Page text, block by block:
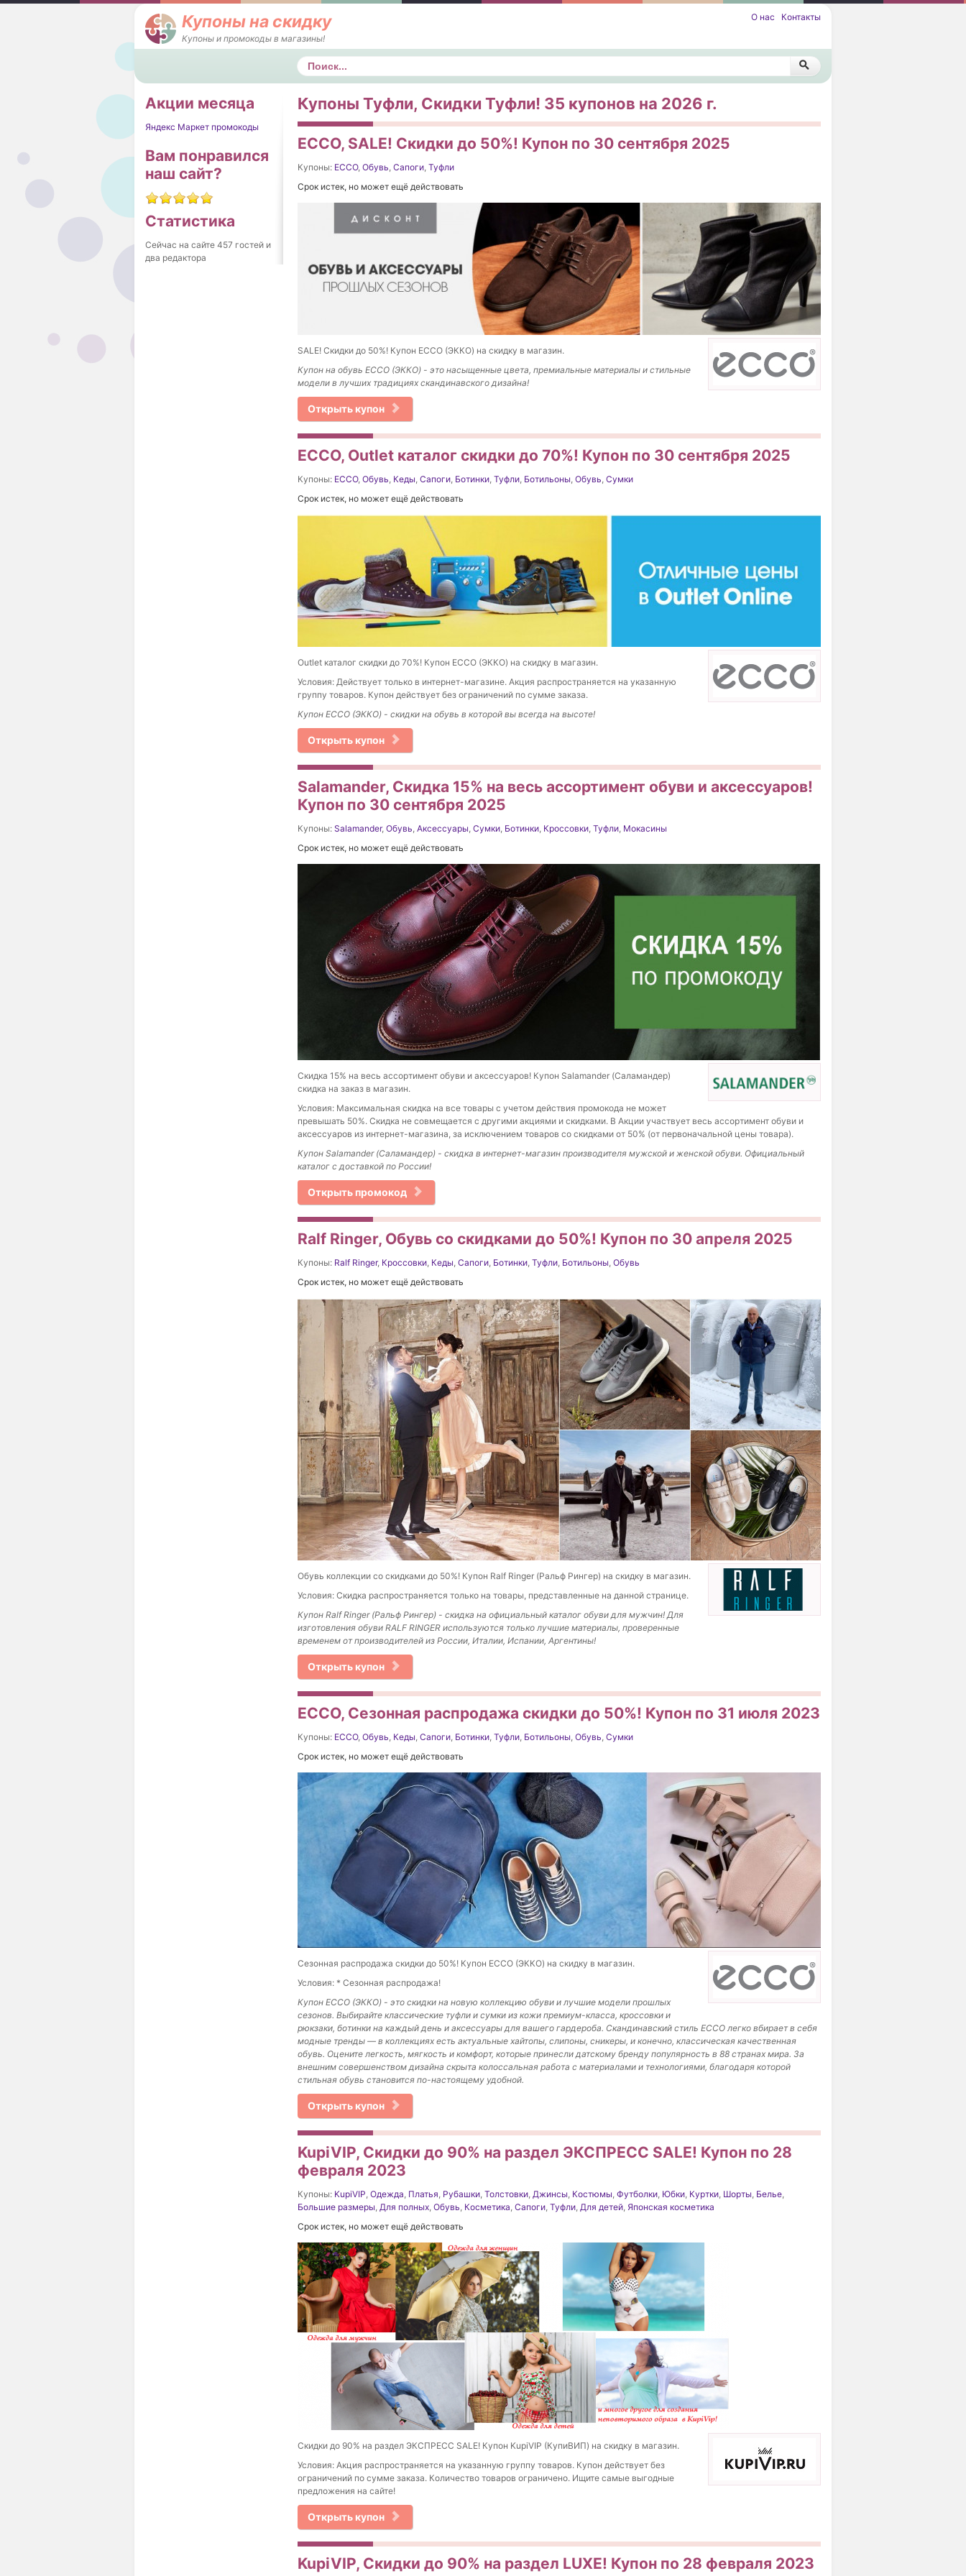
Купоны на скидку
Купоны и промокоды в магазины!
О нас Контакты
Поиск
Акции месяца
Яндекс Маркет промокоды
Вам понравился
наш сайт?
Статистика
Сейчас на сайте 457 гостей и
два редактора
Купоны Туфли, Скидки Туфли! 35 купонов на 2026 г.
ECCO, SALE! Скидки до 50%! Купон по 30 сентября 2025
Купоны: ECCO, Обувь, Сапоги, Туфли
Срок истек, но может ещё действовать
SALE! Скидки до 50%! Купон ECCO (ЭККО) на скидку в магазин.
Купон на обувь ECCO (ЭККО) - это насыщенные цвета, премиальные материалы и стильные
модели в лучших традициях скандинавского дизайна!
Открыть купон
ECCO, Outlet каталог скидки до 70%! Купон по 30 сентября 2025
Купоны: ECCO, Обувь, Кеды, Сапоги, Ботинки, Туфли, Ботильоны, Обувь, Сумки
Срок истек, но может ещё действовать
Outlet каталог скидки до 70%! Купон ECCO (ЭККО) на скидку в магазин.
Условия: Действует только в интернет-магазине. Акция распространяется на указанную
группу товаров. Купон действует без ограничений по сумме заказа.
Купон ECCO (ЭККО) - скидки на обувь в которой вы всегда на высоте!
Открыть купон
Salamander, Скидка 15% на весь ассортимент обуви и аксессуаров!
Купон по 30 сентября 2025
Купоны: Salamander, Обувь, Аксессуары, Сумки, Ботинки, Кроссовки, Туфли, Мокасины
Срок истек, но может ещё действовать
Скидка 15% на весь ассортимент обуви и аксессуаров! Купон Salamander (Саламандер)
скидка на заказ в магазин.
Условия: Максимальная скидка на все товары с учетом действия промокода не может
превышать 50%. Скидка не совмещается с другими акциями и скидками. В Акции участвует весь ассортимент обуви и
аксессуаров из интернет-магазина, за исключением товаров со скидками от 50% (от первоначальной цены товара).
Купон Salamander (Саламандер) - скидка в интернет-магазин производителя мужской и женской обуви. Официальный
каталог с доставкой по России!
Открыть промокод
Ralf Ringer, Обувь со скидками до 50%! Купон по 30 апреля 2025
Купоны: Ralf Ringer, Кроссовки, Кеды, Сапоги, Ботинки, Туфли, Ботильоны, Обувь
Срок истек, но может ещё действовать
Обувь коллекции со скидками до 50%! Купон Ralf Ringer (Ральф Рингер) на скидку в магазин.
Условия: Скидка распространяется только на товары, представленные на данной странице.
Купон Ralf Ringer (Ральф Рингер) - скидка на официальный каталог обуви для мужчин! Для
изготовления обуви RALF RINGER используются только лучшие материалы, проверенные
временем от производителей из России, Италии, Испании, Аргентины!
Открыть купон
ECCO, Сезонная распродажа скидки до 50%! Купон по 31 июля 2023
Купоны: ECCO, Обувь, Кеды, Сапоги, Ботинки, Туфли, Ботильоны, Обувь, Сумки
Срок истек, но может ещё действовать
Сезонная распродажа скидки до 50%! Купон ECCO (ЭККО) на скидку в магазин.
Условия: * Сезонная распродажа!
Купон ECCO (ЭККО) - это скидки на новую коллекцию обуви и лучшие модели прошлых
сезонов. Выбирайте классические туфли и сумки из кожи премиум-класса, кроссовки и
рюкзаки, ботинки на каждый день и аксессуары для вашего гардероба. Скандинавский стиль ECCO легко вбирает в себя
модные тренды — в коллекциях есть актуальные хайтопы, слипоны, сникеры, и конечно, классическая качественная
обувь. Оцените легкость, мягкость и комфорт, которые принесли датскому бренду популярность в 88 странах мира. За
внешним совершенством дизайна скрыта колоссальная работа с материалами и технологиями, благодаря которой
стильная обувь становится по-настоящему удобной.
Открыть купон
KupiVIP, Скидки до 90% на раздел ЭКСПРЕСС SALE! Купон по 28
февраля 2023
Купоны: KupiVIP, Одежда, Платья, Рубашки, Толстовки, Джинсы, Костюмы, Футболки, Юбки, Куртки, Шорты, Белье,
Большие размеры, Для полных, Обувь, Косметика, Сапоги, Туфли, Для детей, Японская косметика
Срок истек, но может ещё действовать
Скидки до 90% на раздел ЭКСПРЕСС SALE! Купон KupiVIP (КупиВИП) на скидку в магазин.
Условия: Акция распространяется на указанную группу товаров. Купон действует без
ограничений по сумме заказа. Количество товаров ограничено. Ищите самые выгодные
предложения на сайте!
Открыть купон
KupiVIP, Скидки до 90% на раздел LUXE! Купон по 28 февраля 2023